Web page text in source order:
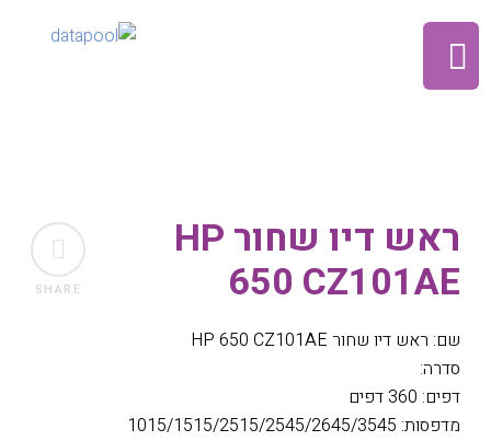
SHARE
ראש דיו שחור HP
650 CZ101AE
שם: ראש דיו שחור HP 650 CZ101AE
סדרה:
דפים: 360 דפים
מדפסות: 1015/1515/2515/2545/2645/3545